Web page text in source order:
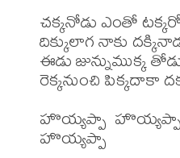
చక్కనోడు ఎంతో
దిక్కులాగ నాకు
ఈడు జున్నుముక్క
రెక్కనుంచి పిక్కదాకా
హొయ్యప్పా
హొయ్యప్పా